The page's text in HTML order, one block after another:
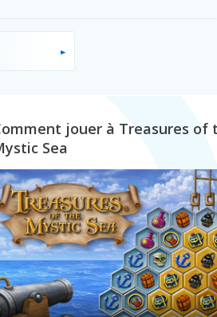
jouer à Treasures of
Sea